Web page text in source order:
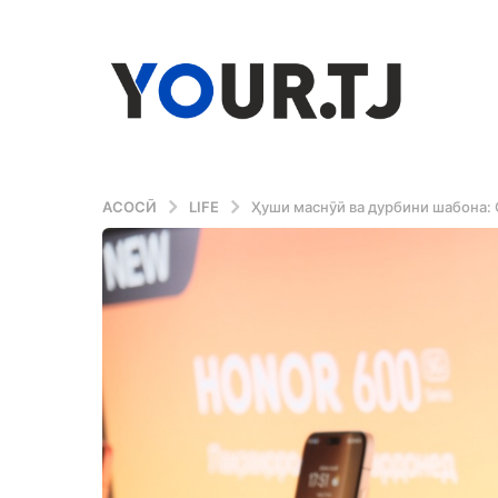
АСОСӢ LIFE Ҳуши маснӯӣ ва дурбини шабона: